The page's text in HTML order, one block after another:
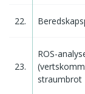
22.
23.
ROS-
straumbrot